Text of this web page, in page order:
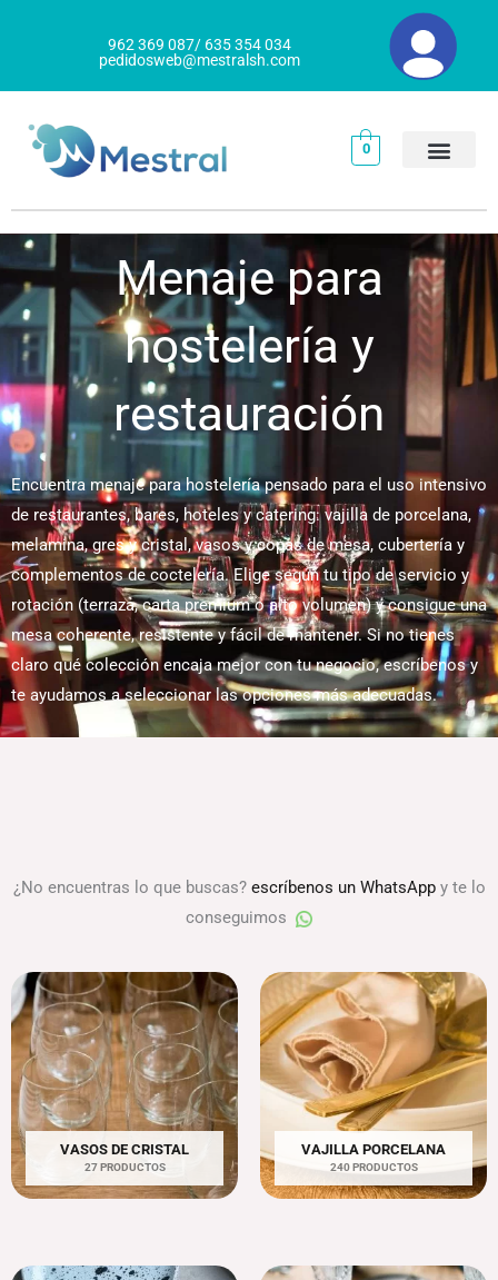
962 369 087/ 635 354 034
pedidosweb@mestralsh.com
0
Menaje para
hostelería y
restauración
Encuentra menaje para hostelería pensado para el uso intensivo
de restaurantes, bares, hoteles y catering: vajilla de porcelana,
melamina, gres y cristal, vasos y copas de mesa, cubertería y
complementos de coctelería. Elige según tu tipo de servicio y
rotación (terraza, carta premium o alto volumen) y consigue una
mesa coherente, resistente y fácil de mantener. Si no tienes
claro qué colección encaja mejor con tu negocio, escríbenos y
te ayudamos a seleccionar las opciones más adecuadas.
¿No encuentras lo que buscas? escríbenos un WhatsAppy te lo
conseguimos
VASOS DE CRISTAL
27 PRODUCTOS
VAJILLA PORCELANA
240 PRODUCTOS